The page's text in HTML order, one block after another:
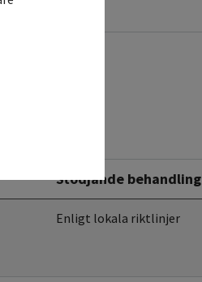
Stödjande behandling
Enligt lokala riktlinjer